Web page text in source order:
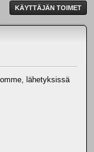
KÄYTTÄJÄN TOIMET
lähetyksissä